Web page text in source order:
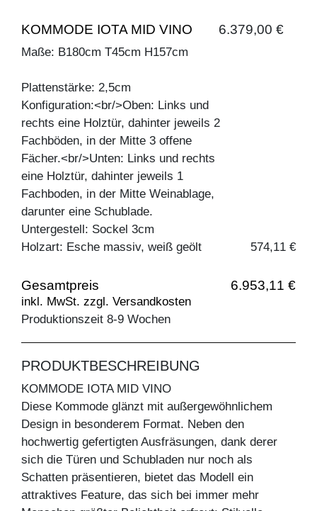
KOMMODE IOTA MID VINO 6.379,00 €
Maße: B180cm T45cm H157cm
Plattenstärke: 2,5cm
Konfiguration:<br/>Oben: Links und
rechts eine Holztür, dahinter jeweils 2
Fachböden, in der Mitte 3 offene
Fächer.<br/>Unten: Links und rechts
eine Holztür, dahinter jeweils 1
Fachboden, in der Mitte Weinablage,
darunter eine Schublade.
Untergestell: Sockel 3cm
Holzart: Esche massiv, weiß geölt
574,11 €
Gesamtpreis 6.953,11 €
inkl. MwSt. zzgl. Versandkosten
Produktionszeit 8-9 Wochen
PRODUKTBESCHREIBUNG
KOMMODE IOTA MID VINO
Diese Kommode glänzt mit außergewöhnlichem
Design in besonderem Format. Neben den
hochwertig gefertigten Ausfräsungen, dank derer
sich die Türen und Schubladen nur noch als
Schatten präsentieren, bietet das Modell ein
attraktives Feature, das sich bei immer mehr